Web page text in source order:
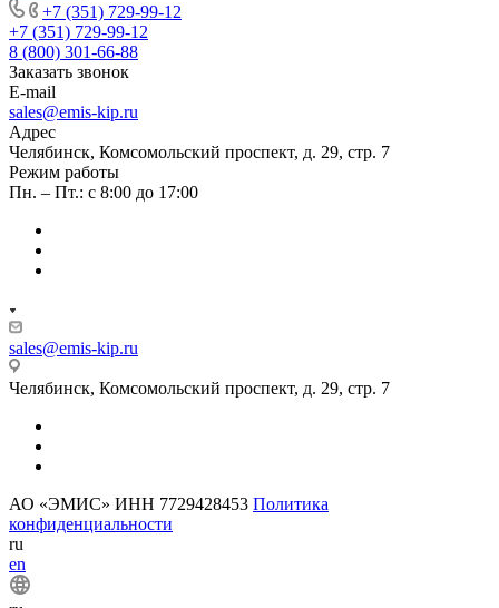
+7 (351) 729-99-12
+7 (351) 729-99-12
8 (800) 301-66-88
Заказать звонок
E-mail
sales@emis-kip.ru
Адрес
Челябинск, Комсомольский проспект, д. 29, стр. 7
Режим работы
Пн. – Пт.: с 8:00 до 17:00
sales@emis-kip.ru
Челябинск, Комсомольский проспект, д. 29, стр. 7
АО «ЭМИС» ИНН 7729428453 Политика
конфиденциальности
ru
en